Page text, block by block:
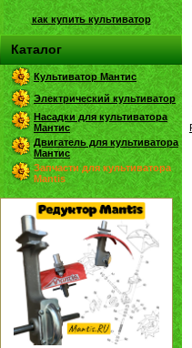
как купить культиватор
Каталог
Культиватор Мантис
Электрический культиватор
Насадки для культиватора
Мантис
Двигатель для культиватора
Мантис
Запчасти для культиватора
Mantis